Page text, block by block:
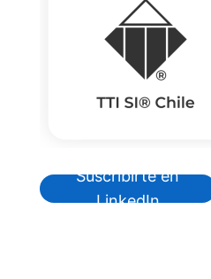
Suscribirte en
LinkedIn